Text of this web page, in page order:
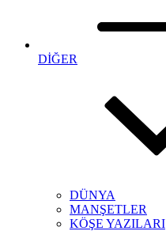
DİĞER
DÜNYA
MANŞETLER
KÖŞE YAZILARI